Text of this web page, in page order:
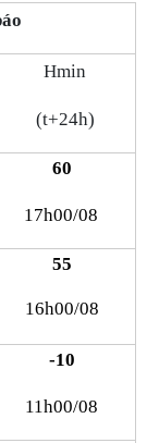
Hmin
(t+24h)
60
17h00/08
55
16h00/08
-10
11h00/08